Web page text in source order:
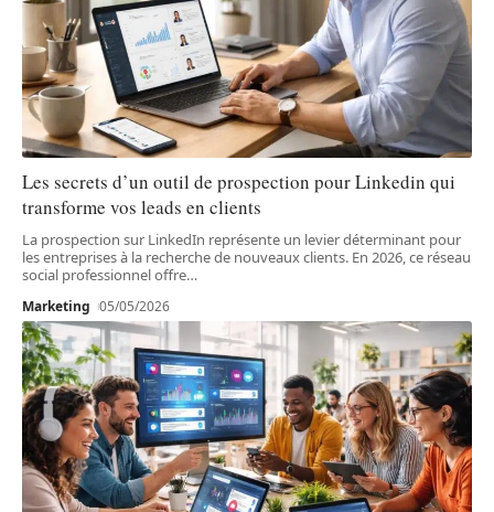
Les secrets d’un outil de prospection pour Linkedin qui
transforme vos leads en clients
La prospection sur LinkedIn représente un levier déterminant pour
les entreprises à la recherche de nouveaux clients. En 2026, ce réseau
social professionnel offre…
Marketing 05/05/2026